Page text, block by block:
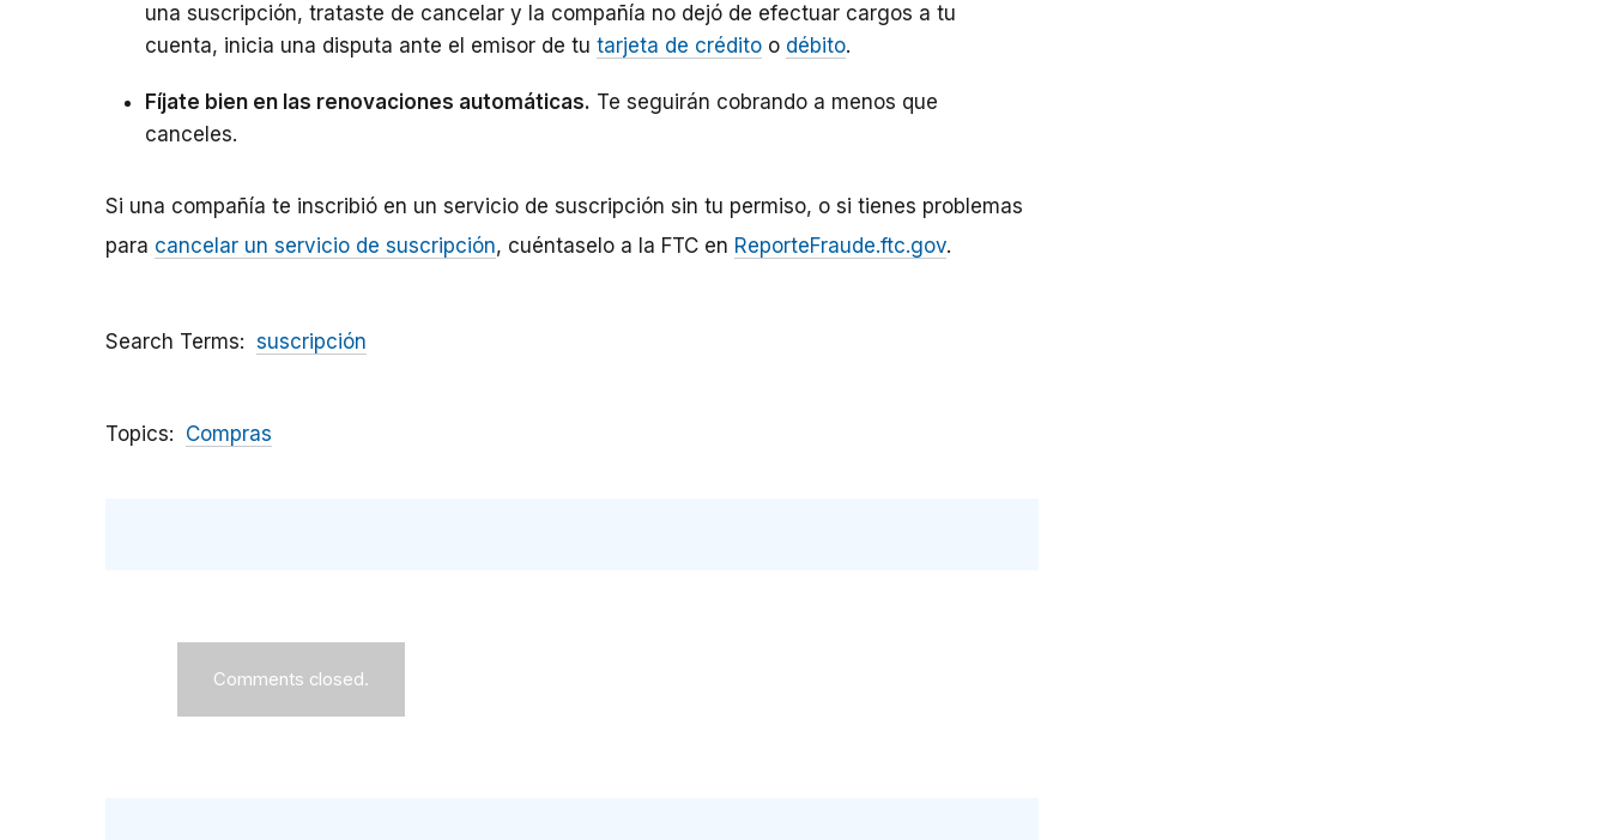
una suscripción, trataste de cancelar y la compañía no dejó de efectuar cargos a tu
cuenta, inicia una disputa ante el emisor de tu tarjeta de crédito o débito.
Fíjate bien en las renovaciones automáticas. Te seguirán cobrando a menos que
canceles.
Si una compañía te inscribió en un servicio de suscripción sin tu permiso, o si tienes problemas
para cancelar un servicio de suscripción, cuéntaselo a la FTC en ReporteFraude.ftc.gov.
Search Terms suscripción
Topics Compras
Comments closed.